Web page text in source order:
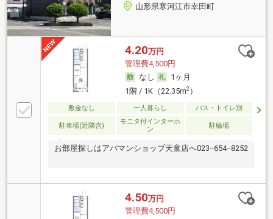
山形県寒河江市幸田町
4.20万円
管理費4,500円
なし
1ヶ月
1階 / 1K（22.35m2）
敷金なし 一人暮らし バス・トイレ別
駐車場(近隣含)
モニタ付インターホ
ン
駐輪場
お部屋探しはアパマンショップ天童店へ023−654−8252
4.50万円
管理費4,500円